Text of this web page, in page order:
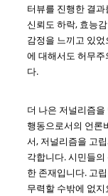
터뷰를 진행한 결
신뢰도 하락, 효능
감정을 느끼고 있
에 대해서도 허무
다.
더 나은 저널리즘
행동으로서의 언론
서, 저널리즘을 고
각합니다. 시민들
한 존재입니다. 고
무력할 수밖에 없